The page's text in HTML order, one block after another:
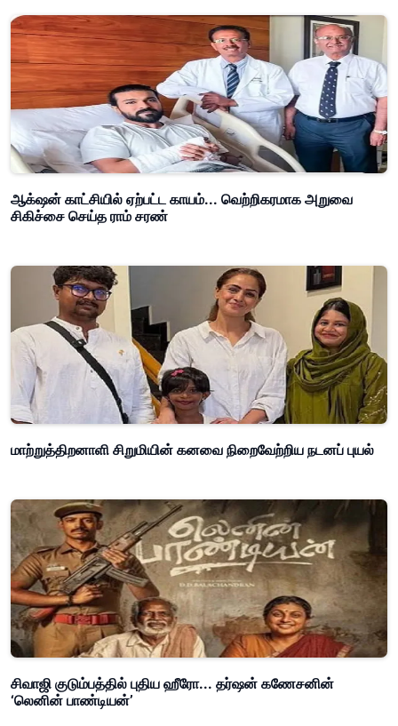
ஆக்‌ஷன் காட்சியில் ஏற்பட்ட காயம்... வெற்றிகரமாக அறுவை
சிகிச்சை செய்த ராம் சரண்
மாற்றுத்திறனாளி சிறுமியின் கனவை நிறைவேற்றிய நடனப் புயல்
சிவாஜி குடும்பத்தில் புதிய ஹீரோ... தர்ஷன் கணேசனின்
‘லெனின் பாண்டியன்’